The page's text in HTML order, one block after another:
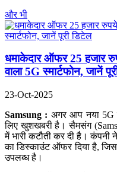
और भी
धमाकेदार ऑफर 25 हजार
वाला 5G स्मार्टफोन, जानें
23-Oct-2025
Samsung : अगर आप नया 5G
लिए खुशखबरी है। सैमसंग
में भारी कटौती कर दी है। कंपनी
का डिस्काउंट ऑफर दिया है,
उपलब्ध है।